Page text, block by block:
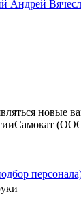
новые
Самокат